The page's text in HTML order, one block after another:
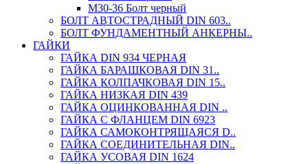
М30-36 Болт черный
БОЛТ АВТОСТРАДНЫЙ DIN 603..
БОЛТ ФУНДАМЕНТНЫЙ АНКЕРНЫ..
ГАЙКИ
ГАЙКА DIN 934 ЧЕРНАЯ
ГАЙКА БАРАШКОВАЯ DIN 31..
ГАЙКА КОЛПАЧКОВАЯ DIN 15..
ГАЙКА НИЗКАЯ DIN 439
ГАЙКА ОЦИНКОВАННАЯ DIN ..
ГАЙКА С ФЛАНЦЕМ DIN 6923
ГАЙКА САМОКОНТРЯЩАЯСЯ D..
ГАЙКА СОЕДИНИТЕЛЬНАЯ DIN..
ГАЙКА УСОВАЯ DIN 1624